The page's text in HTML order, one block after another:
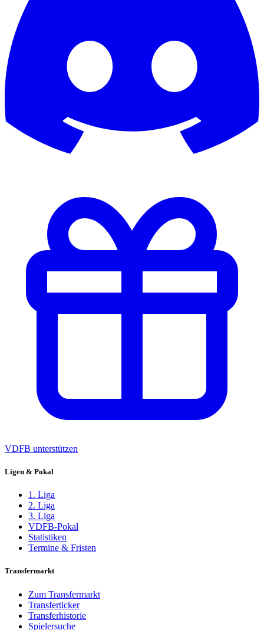
VDFB unterstützen
Ligen & Pokal
1. Liga
2. Liga
3. Liga
VDFB-Pokal
Statistiken
Termine & Fristen
Transfermarkt
Zum Transfermarkt
Transferticker
Transferhistorie
Spielersuche